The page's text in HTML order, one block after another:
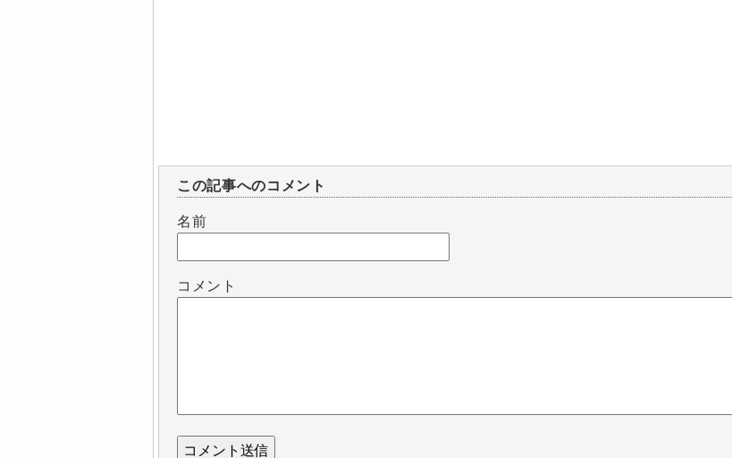
この記事へのコメント
名前
コメント